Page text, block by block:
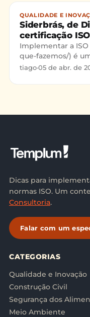
QUALIDADE E
Siderbrás, de
certificação
Implementar a
que-fazemos/) é
organizações,
tiago·05 de abr. de
Dicas para
normas ISO. Um
Consultoria.
Falar com um
CATEGORIAS
Qualidade e Inovação
Construção Civil
Segurança dos
Meio Ambiente